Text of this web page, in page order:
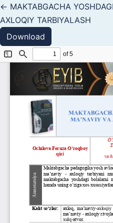
← Return to Article Details
MAKTABGACHA
AXLOQIY TARBIYALASH
Download